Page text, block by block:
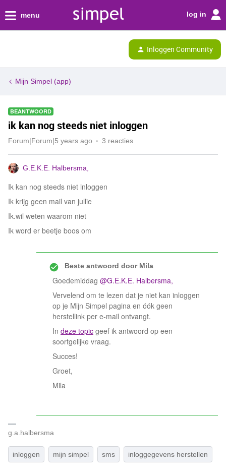
menu log in
Inloggen Community
Mijn Simpel (app)
BEANTWOORD
ik kan nog steeds niet inloggen
Forum|Forum|5 years ago 3 reacties
G.E.K.E. Halbersma ,
Ik kan nog steeds niet inloggen
Ik krijg geen mail van jullie
Ik.wil weten waarom niet
Ik word er beetje boos om
Beste antwoord doorMila
Goedemiddag @ G.E.K.E. Halbersma ,
Vervelend om te lezen dat je niet kan inloggen
op je Mijn Simpel pagina en óók geen
herstellink per e-mail ontvangt.
In deze topic geef ik antwoord op een
soortgelijke vraag.
Succes!
Groet,
Mila
g.a.halbersma
inloggen mijn simpel sms inloggegevens herstellen